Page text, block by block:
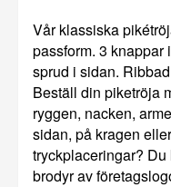
Vår klassiska
passform. 3 knappar
sprud i sidan.
Beställ din piketröja
ryggen, nacken,
sidan, på kragen
tryckplaceringar?
brodyr av